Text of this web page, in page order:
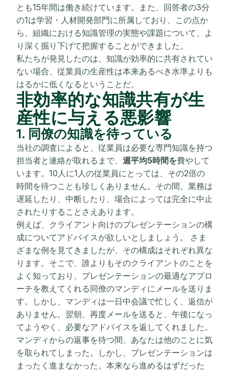
とも15年間は働き続けています。また、回答者の3分
の1は学習・人材開発部門に所属しており、この点か
ら、組織における知識管理の実態や課題について、よ
り深く掘り下げて把握することができました。
私たちが発見したのは、知識が効率的に共有されてい
ない場合、従業員の生産性は本来あるべき水準よりも
はるかに低くなるということだ。
非効率的な知識共有が生
産性に与える悪影響
1. 同僚の知識を待っている
当社の調査によると、従業員は必要な専門知識を持つ
担当者と連絡が取れるまで、 週平均5時間を費やして
います。10人に1人の従業員にとっては、その2倍の
時間を待つことも珍しくありません。その間、業務は
遅延したり、中断したり、場合によっては完全に中止
されたりすることさえあります。
例えば、クライアント向けのプレゼンテーションの構
成についてアドバイスが欲しいとしましょう。 さま
ざまな例を見てきましたが、その構成はそれぞれ異な
ります。そこで、誰よりもそのクライアントのことを
よく知っており、プレゼンテーションの最適なアプロ
ーチを教えてくれる同僚のマンディにメールを送りま
す。しかし、マンディは一日中会議で忙しく、返信が
ありません。翌朝、再度メールを送ると、午後になっ
てようやく、必要なアドバイスを返してくれました。
マンディからの返事を待つ間、あなたは他のことに気
を取られてしまった。しかし、プレゼンテーションは
まったく進まなかった。本来なら進めるはずだった